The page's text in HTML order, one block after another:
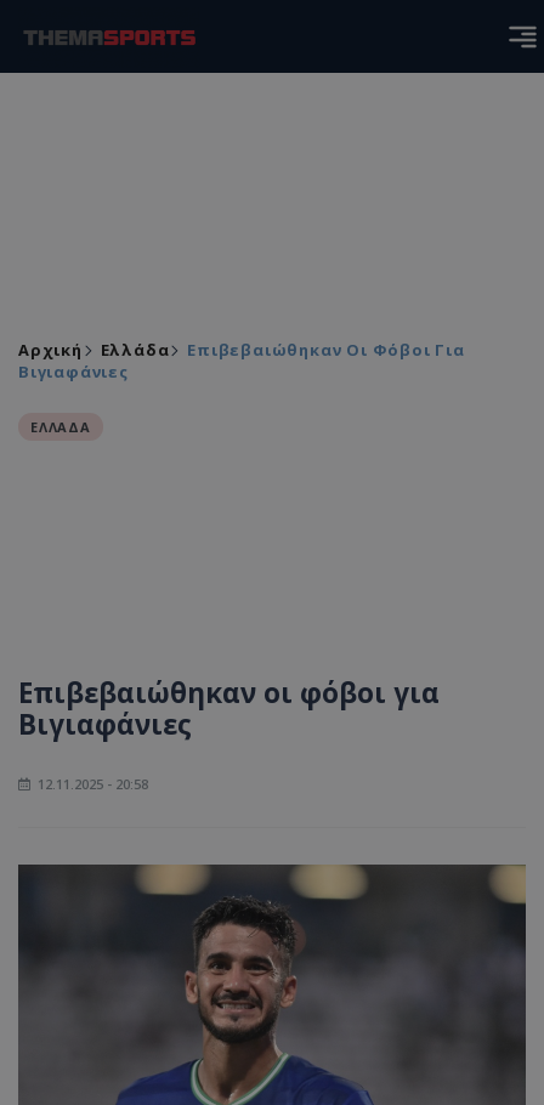
Αρχική Ελλάδα
Επιβεβαιώθηκαν Οι Φόβοι Για
Βιγιαφάνιες
ΕΛΛΑΔΑ
Επιβεβαιώθηκαν οι φόβοι για
Βιγιαφάνιες
12.11.2025 - 20:58